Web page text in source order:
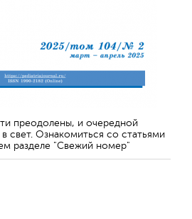
преодолены, и очередной
свет. Ознакомиться со статьями
разделе "Свежий номер"